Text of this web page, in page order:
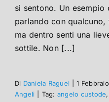
si sentono. Un esempio
parlando con qualcuno,
ma dentro senti una
sottile. Non [...]
Di Daniela Raguel 1
Angeli
Tag: angelo custode,